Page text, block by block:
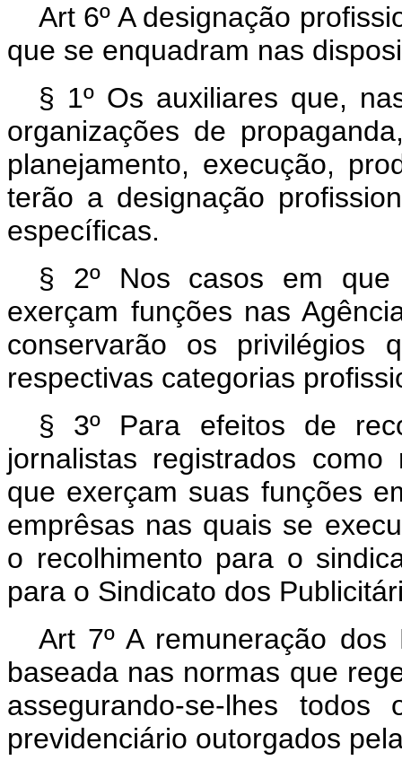
Art 6º A designação
que se enquadram nas
§ 1º Os auxiliares que,
organizações de
planejamento, execução,
terão a designação
específicas.
§ 2º Nos casos em que
exerçam funções nas
conservarão os
respectivas categorias
§ 3º Para efeitos de
jornalistas registrados
que exerçam suas funções
emprêsas nas quais se
o recolhimento para o
para o Sindicato dos
Art 7º A remuneração dos
baseada nas normas que
assegurando-se-lhes
previdenciário outorgados